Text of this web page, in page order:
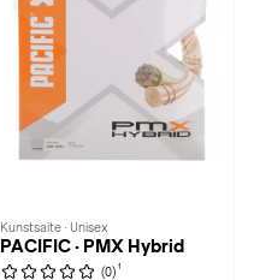
Kunstsaite · Unisex
PACIFIC · PMX Hybrid
(0) 1